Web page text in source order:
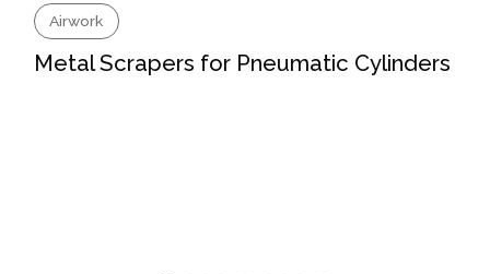
Airwork
Metal Scrapers for Pneumatic Cylinders